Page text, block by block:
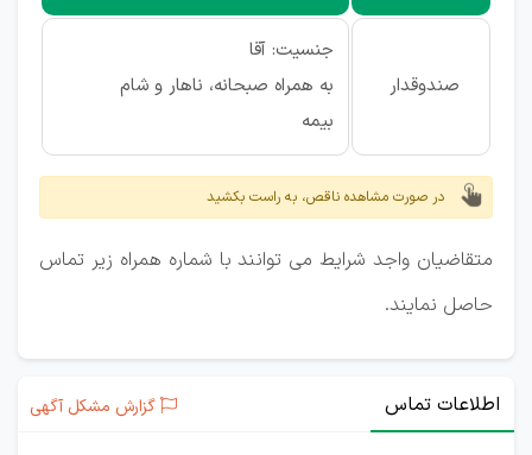
صندوقدار
جنسیت: آقا
به همراه صبحانه، ناهار و شام
بیمه
در صورت مشاهده ناقص، به راست بکشید
متقاضیان واجد شرایط می توانند با شماره همراه زیر تماس
حاصل نمایند.
اطلاعات تماس گزارش مشکل آگهی